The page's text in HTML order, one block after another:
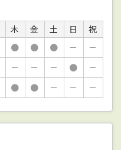
木 金 土 日
祝
● ● ● －
－
－ － － ●
－
● ● － － －